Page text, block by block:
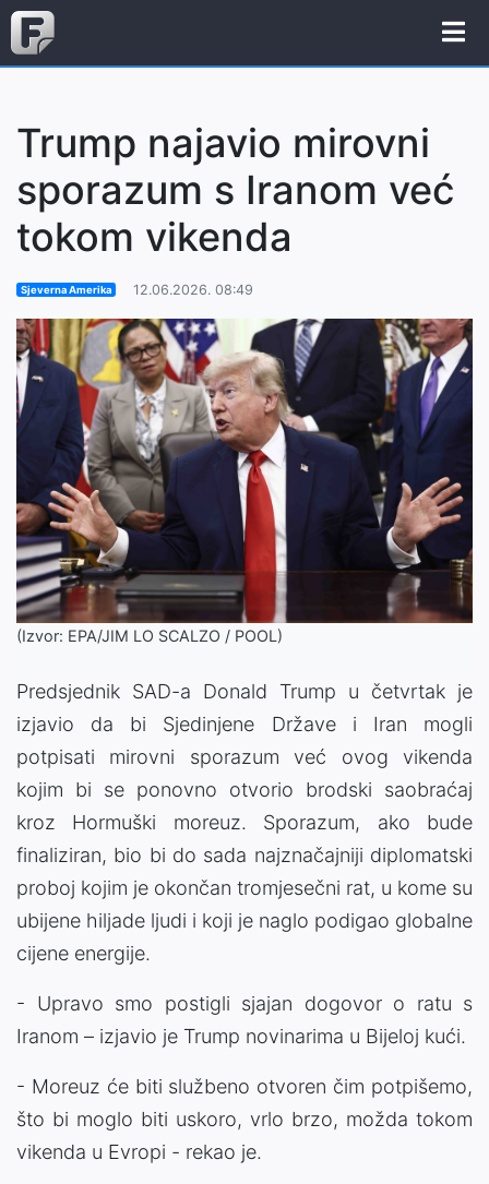
Trump najavio mirovni
sporazum s Iranom već
tokom vikenda
Sjeverna Amerika 12.06.2026. 08:49
(Izvor: EPA/JIM LO SCALZO / POOL)
Predsjednik SAD-a Donald Trump u četvrtak je
izjavio da bi Sjedinjene Države i Iran mogli
potpisati mirovni sporazum već ovog vikenda
kojim bi se ponovno otvorio brodski saobraćaj
kroz Hormuški moreuz. Sporazum, ako bude
finaliziran, bio bi do sada najznačajniji diplomatski
proboj kojim je okončan tromjesečni rat, u kome su
ubijene hiljade ljudi i koji je naglo podigao globalne
cijene energije.
- Upravo smo postigli sjajan dogovor o ratu s
Iranom – izjavio je Trump novinarima u Bijeloj kući.
- Moreuz će biti službeno otvoren čim potpišemo,
što bi moglo biti uskoro, vrlo brzo, možda tokom
vikenda u Evropi - rekao je.